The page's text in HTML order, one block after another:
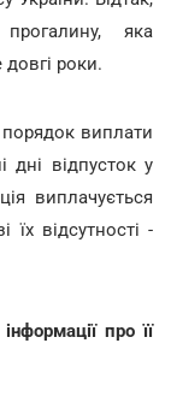
яка
роки.
виплати
дні відпусток у
виплачується
їх відсутності -
про її